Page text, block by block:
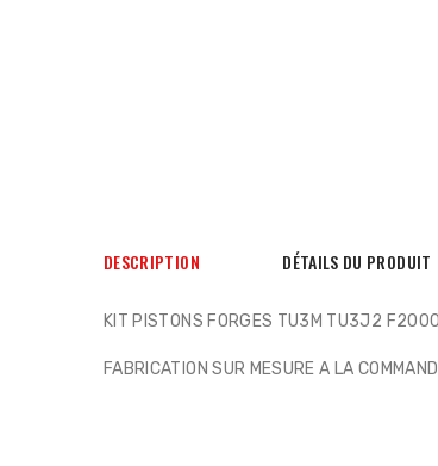
DESCRIPTION DÉTAILS DU PRODUIT
KIT PISTONS FORGES TU3M TU3J2
FABRICATION SUR MESURE A LA